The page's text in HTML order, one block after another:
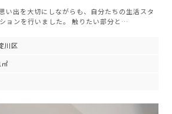
い出を大切にしながらも、自分たちの生活スタ
ョンを行いました。 触りたい部分と…
川区